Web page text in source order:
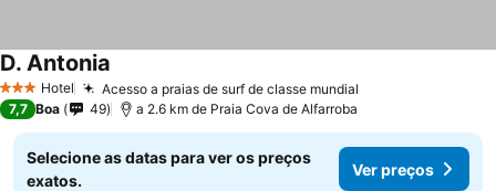
3 EstrelasHotel Acesso a praias de surf de classe mundial
D. Antonia
7,7 Boa 49 a 2.6 km de Praia Cova de Alfarroba
Selecione as datas para ver os preços
exatos.
Ver preços